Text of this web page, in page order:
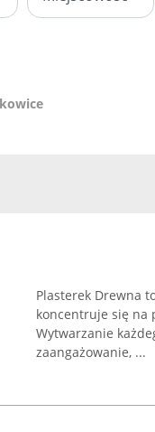
Plasterek Drewna
koncentruje się na
Wytwarzanie
zaangażowanie, ...